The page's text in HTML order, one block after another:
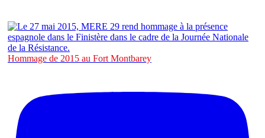
Hommage de 2015 au Fort Montbarey